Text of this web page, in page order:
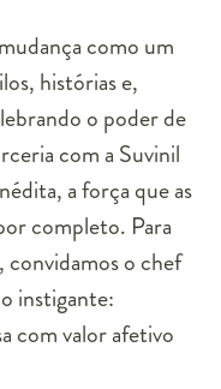
como um
histórias e,
o poder de
com a Suvinil
a força que as
completo. Para
convidamos o chef
instigante:
com valor afetivo